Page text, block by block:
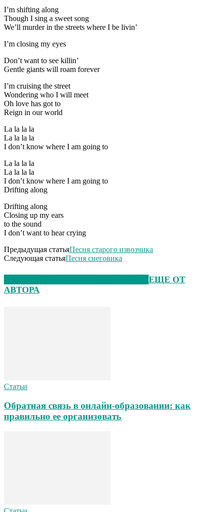
I’m shifting along
Though I sing a sweet song
We’ll murder in the streets where I be livin’
I’m closing my eyes
Don’t want to see killin’
Gentle giants will roam forever
I’m cruising the street
Wondering who I will meet
Oh love has got to
Reign in our world
La la la la
La la la la
I don’t know where I am going to
La la la la
La la la la
I don’t know where I am going to
Drifting along
Drifting along
Closing up my ears
to the sound
I don’t want to hear crying
Предыдущая статьяПесня старого извозчика
Следующая статьяПесня снеговика
ЕЩЕ ОТ
АВТОРА
Статьи
Обратная связь в онлайн-образовании: как
правильно ее организовать